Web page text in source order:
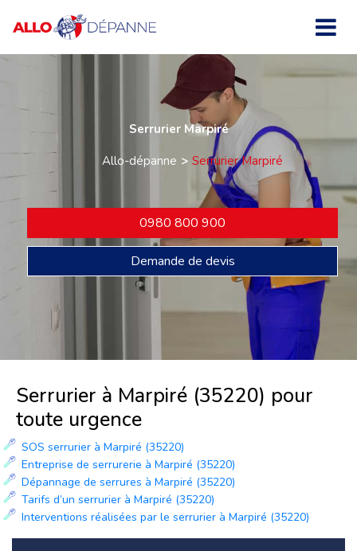
Serrurier Marpiré
Allo-dépanne
Serrurier Marpiré
0980 800 900
Demande de devis
Serrurier à Marpiré (35220) pour
toute urgence
SOS serrurier à Marpiré (35220)
Entreprise de serrurerie à Marpiré (35220)
Dépannage de serrures à Marpiré (35220)
Tarifs d’un serrurier à Marpiré (35220)
Interventions réalisées par le serrurier à Marpiré (35220)